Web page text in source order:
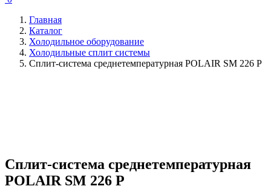
Главная
Каталог
Холодильное оборудование
Холодильные cплит системы
Сплит-система среднетемпературная POLAIR SM 226 P
Сплит-система среднетемпературная
POLAIR SM 226 P